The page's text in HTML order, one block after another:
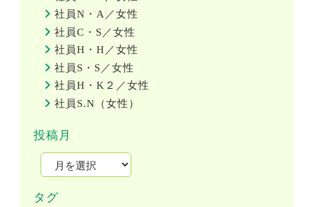
社員N・A／女性
社員C・S／女性
社員H・H／女性
社員S・S／女性
社員H・K２／女性
社員S.N（女性）
投稿月
タグ